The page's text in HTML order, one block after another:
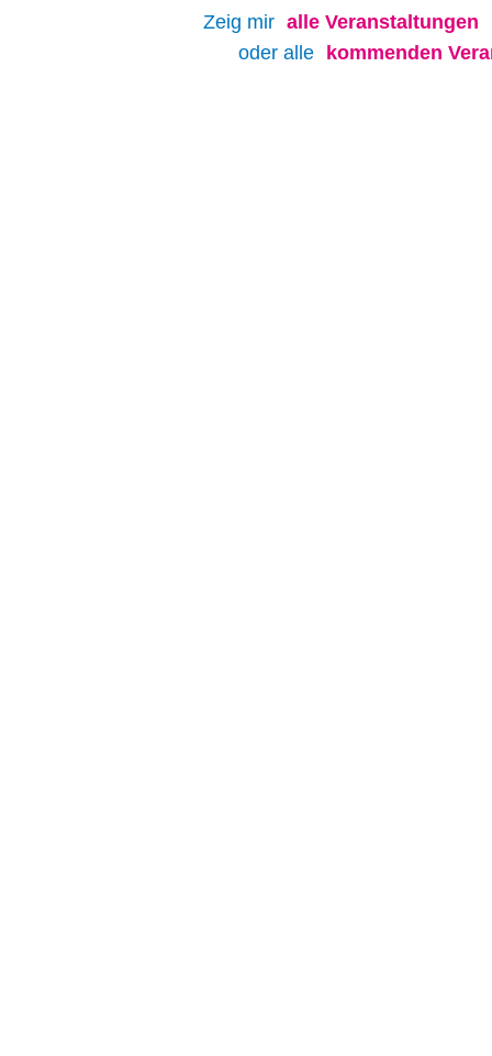
Zeig mir alle Veranstaltungen
oder alle
kommenden